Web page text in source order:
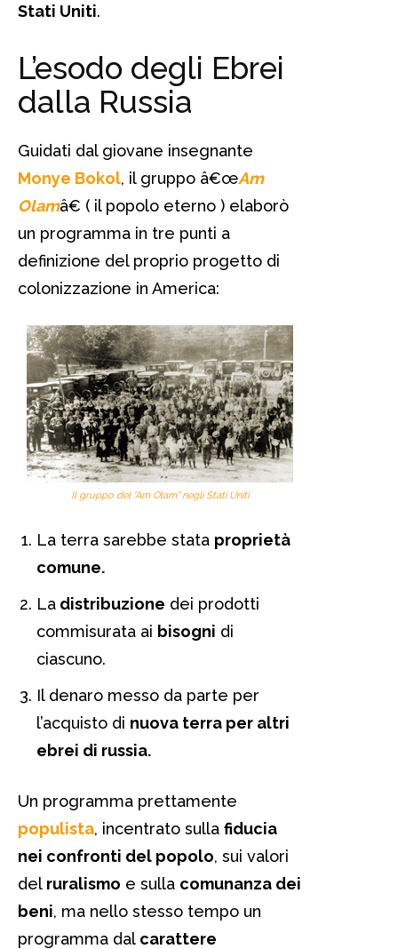
Stati Uniti.
L’esodo degli Ebrei
dalla Russia
Guidati dal giovane insegnante
Monye Bokol, il gruppo â€œAm
Olamâ€ ( il popolo eterno ) elaborò
un programma in tre punti a
definizione del proprio progetto di
colonizzazione in America:
Il gruppo del “Am Olam” negli Stati Uniti
La terra sarebbe stata proprietà
comune.
La distribuzione dei prodotti
commisurata ai bisogni di
ciascuno.
Il denaro messo da parte per
l’acquisto di nuova terra per altri
ebrei di russia.
Un programma prettamente
populista, incentrato sulla fiducia
nei confronti del popolo, sui valori
del ruralismo e sulla comunanza dei
beni, ma nello stesso tempo un
programma dal carattere